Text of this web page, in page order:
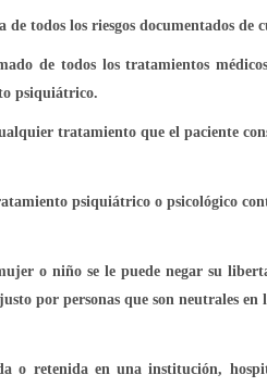
de todos los riesgos documentados
de todos los tratamientos
psiquiátrico.
tratamiento que el paciente
psiquiátrico o psicológico
o niño se le puede negar su
por personas que son neutrales
o retenida en una institución,